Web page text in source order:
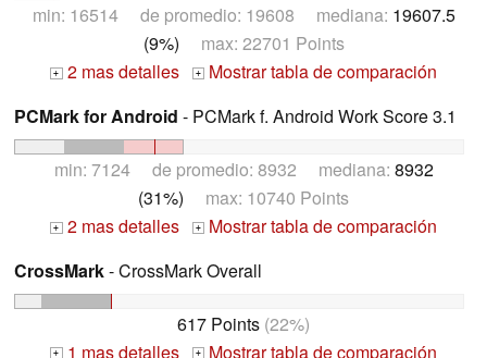
min: 16514 de promedio: 19608 mediana: 19607.5
(9%) max: 22701 Points
+ 2 mas detalles +
Mostrar tabla de comparación
PCMark for Android - PCMark f. Android Work Score 3.1
min: 7124 de promedio: 8932 mediana: 8932
(31%) max: 10740 Points
+ 2 mas detalles +
Mostrar tabla de comparación
CrossMark- CrossMark Overall
617 Points (22%)
+ 1 mas detalles +
Mostrar tabla de comparación